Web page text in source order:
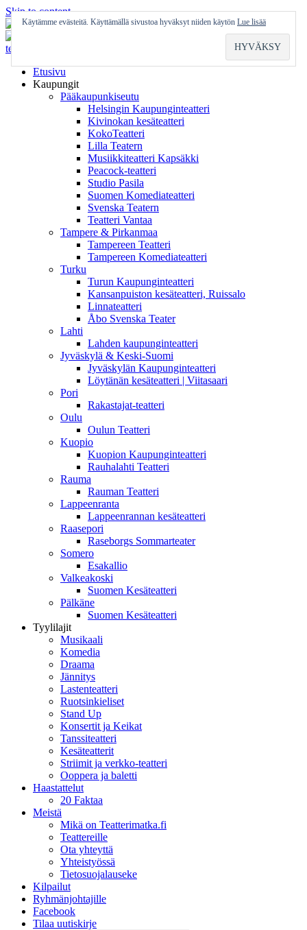
Skip to content
Etusivu
Kaupungit
Pääkaupunkiseutu
Helsingin Kaupunginteatteri
Kivinokan kesäteatteri
KokoTeatteri
Lilla Teatern
Musiikkiteatteri Kapsäkki
Peacock-teatteri
Studio Pasila
Suomen Komediateatteri
Svenska Teatern
Teatteri Vantaa
Tampere & Pirkanmaa
Tampereen Teatteri
Tampereen Komediateatteri
Turku
Turun Kaupunginteatteri
Kansanpuiston kesäteatteri, Ruissalo
Linnateatteri
Åbo Svenska Teater
Lahti
Lahden kaupunginteatteri
Jyväskylä & Keski-Suomi
Jyväskylän Kaupunginteatteri
Löytänän kesäteatteri | Viitasaari
Pori
Rakastajat-teatteri
Oulu
Oulun Teatteri
Kuopio
Kuopion Kaupunginteatteri
Rauhalahti Teatteri
Rauma
Rauman Teatteri
Lappeenranta
Lappeenrannan kesäteatteri
Raasepori
Raseborgs Sommarteater
Somero
Esakallio
Valkeakoski
Suomen Kesäteatteri
Pälkäne
Suomen Kesäteatteri
Tyylilajit
Musikaali
Komedia
Draama
Jännitys
Lastenteatteri
Ruotsinkieliset
Stand Up
Konsertit ja Keikat
Tanssiteatteri
Kesäteatterit
Striimit ja verkko-teatteri
Ooppera ja baletti
Haastattelut
20 Faktaa
Meistä
Mikä on Teatterimatka.fi
Teattereille
Ota yhteyttä
Yhteistyössä
Tietosuojalauseke
Kilpailut
Ryhmänjohtajille
Facebook
Tilaa uutiskirje
Käytämme evästeitä. Käyttämällä sivustoa hyväksyt niiden käytön Lue lisää